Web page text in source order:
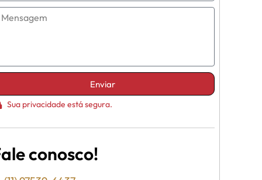
Enviar
Sua privacidade está segura.
conosco!